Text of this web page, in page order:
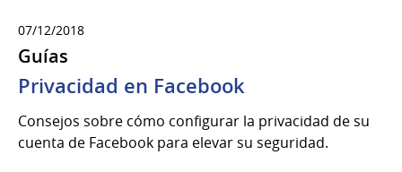
07/12/2018
Guías
Privacidad en Facebook
Consejos sobre cómo configurar la privacidad de su
cuenta de Facebook para elevar su seguridad.